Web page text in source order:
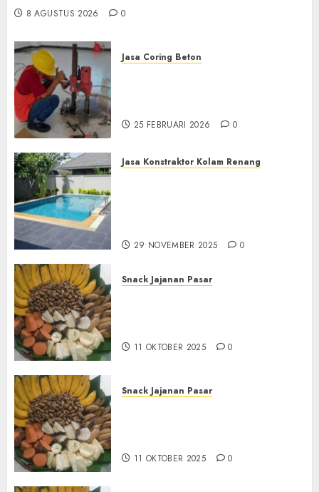
8 AGUSTUS 2026 0
Jasa Coring Beton
25 FEBRUARI 2026 0
Jasa Konstraktor Kolam Renang
29 NOVEMBER 2025 0
Snack Jajanan Pasar
11 OKTOBER 2025 0
Snack Jajanan Pasar
11 OKTOBER 2025 0